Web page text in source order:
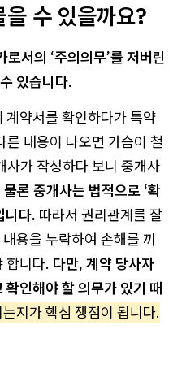
수 있을까요?
서의 ‘주의의무’를 저버린
있습니다.
계약서를 확인하다가 특약
내용이 나오면 가슴이 철
사가 작성하다 보니 중개사
물론 중개사는 법적으로 ‘확
니다. 따라서 권리관계를 잘
용을 누락하여 손해를 끼
합니다. 다만, 계약 당사자
인해야 할 의무가 있기 때
지가 핵심 쟁점이 됩니다.